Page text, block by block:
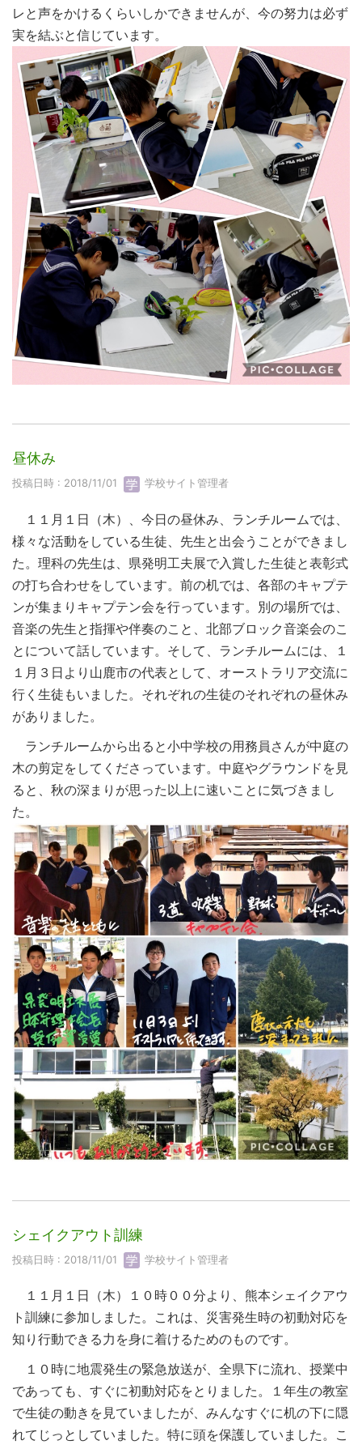
レと声をかけるくらいしかできませんが、今の努力は必ず
実を結ぶと信じています。
昼休み
投稿日時 : 2018/11/01 学校サイト管理者
１１月１日（木）、今日の昼休み、ランチルームでは、
様々な活動をしている生徒、先生と出会うことができまし
た。理科の先生は、県発明工夫展で入賞した生徒と表彰式
の打ち合わせをしています。前の机では、各部のキャプテ
ンが集まりキャプテン会を行っています。別の場所では、
音楽の先生と指揮や伴奏のこと、北部ブロック音楽会のこ
とについて話しています。そして、ランチルームには、１
１月３日より山鹿市の代表として、オーストラリア交流に
行く生徒もいました。それぞれの生徒のそれぞれの昼休み
がありました。
ランチルームから出ると小中学校の用務員さんが中庭の
木の剪定をしてくださっています。中庭やグラウンドを見
ると、秋の深まりが思った以上に速いことに気づきまし
た。
シェイクアウト訓練
投稿日時 : 2018/11/01 学校サイト管理者
１１月１日（木）１０時００分より、熊本シェイクアウ
ト訓練に参加しました。これは、災害発生時の初動対応を
知り行動できる力を身に着けるためのものです。
１０時に地震発生の緊急放送が、全県下に流れ、授業中
であっても、すぐに初動対応をとりました。１年生の教室
で生徒の動きを見ていましたが、みんなすぐに机の下に隠
れてじっとしていました。特に頭を保護していました。こ